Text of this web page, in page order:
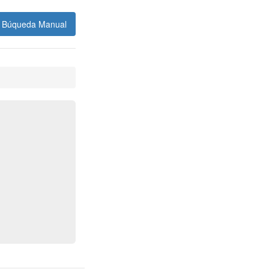
Búqueda Manual